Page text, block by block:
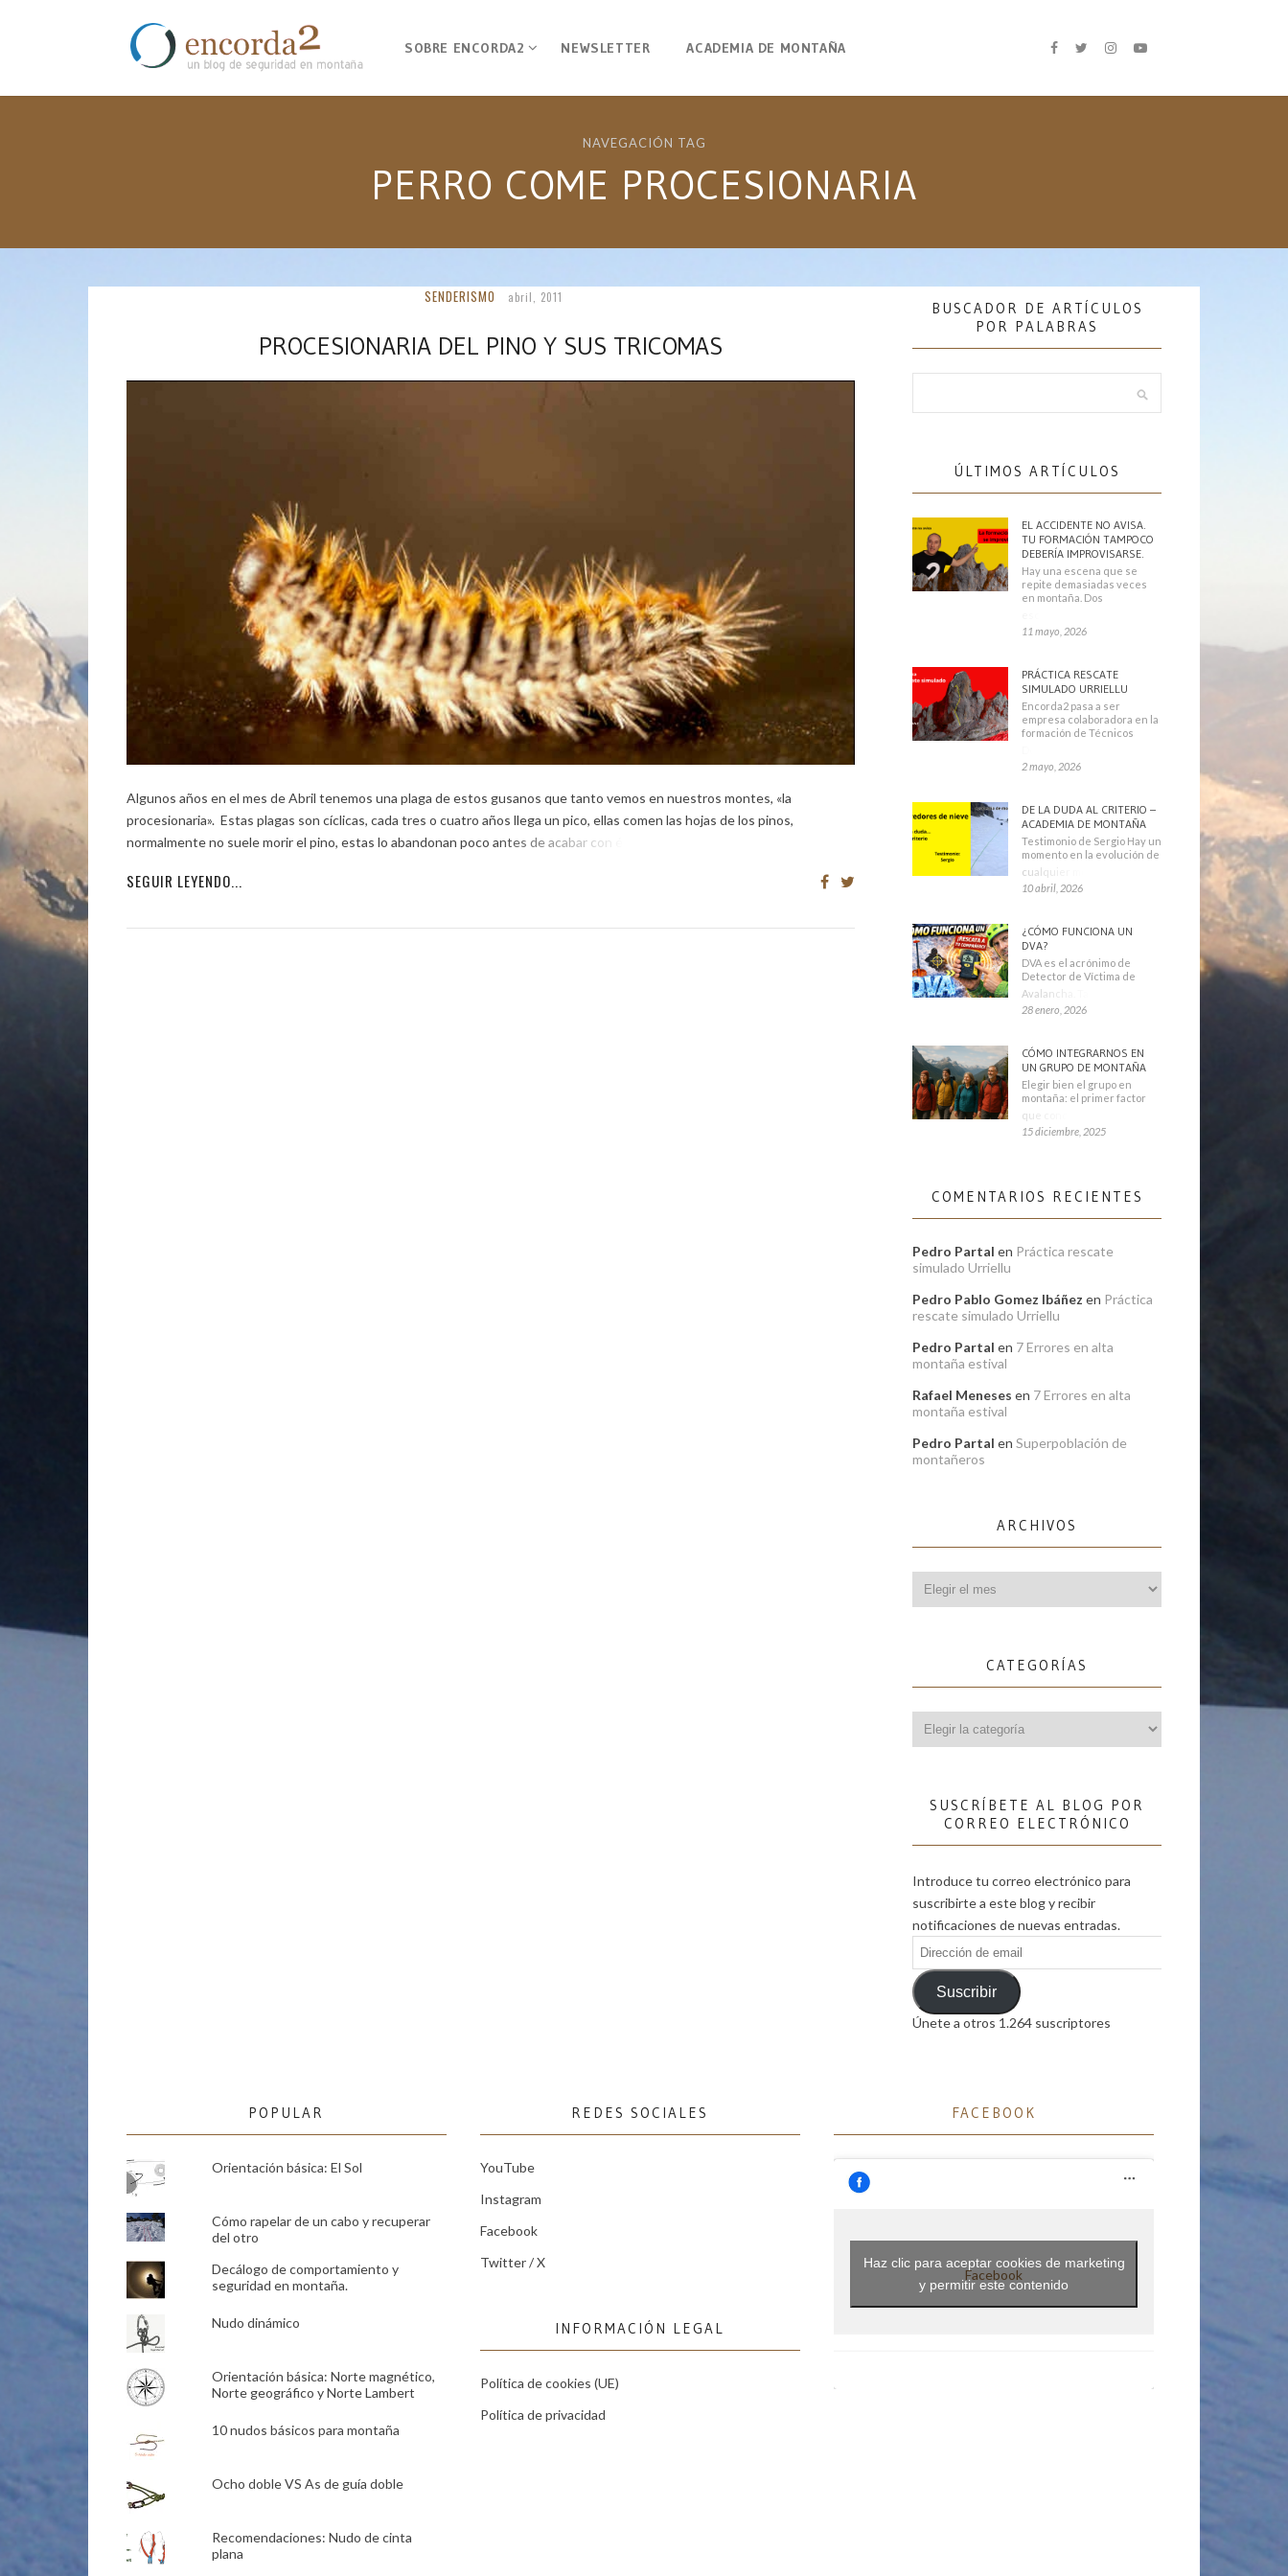
SOBRE ENCORDA2 NEWSLETTER ACADEMIA DE MONTAÑA
NAVEGACIÓN TAG
PERRO COME PROCESIONARIA
SENDERISMO abril, 2011
PROCESIONARIA DEL PINO Y SUS TRICOMAS
Algunos años en el mes de Abril tenemos una plaga de estos gusanos que tanto vemos en nuestros montes, «la
procesionaria». Estas plagas son cíclicas, cada tres o cuatro años llega un pico, ellas comen las hojas de los pinos,
normalmente no suele morir el pino, estas lo abandonan poco antes de acabar con él, en […]
SEGUIR LEYENDO...
BUSCADOR DE ARTÍCULOS
POR PALABRAS
ÚLTIMOS ARTÍCULOS
EL ACCIDENTE NO AVISA.
TU FORMACIÓN TAMPOCO
DEBERÍA IMPROVISARSE.
Hay una escena que se
repite demasiadas veces
en montaña. Dos
11 mayo, 2026
PRÁCTICA RESCATE
SIMULADO URRIELLU
Encorda2 pasa a ser
empresa colaboradora en la
formación de Técnicos
2 mayo, 2026
DE LA DUDA AL CRITERIO –
ACADEMIA DE MONTAÑA
Testimonio de Sergio Hay un
momento en la evolución de
cualquier montañero
10 abril, 2026
¿CÓMO FUNCIONA UN
DVA?
DVA es el acrónimo de
Detector de Víctima de
Avalancha. También se
28 enero, 2026
CÓMO INTEGRARNOS EN
UN GRUPO DE MONTAÑA
Elegir bien el grupo en
montaña: el primer factor
que condiciona tu
15 diciembre, 2025
COMENTARIOS RECIENTES
Pedro Partal en Práctica rescate
simulado Urriellu
Pedro Pablo Gomez Ibáñez en Práctica
rescate simulado Urriellu
Pedro Partal en 7 Errores en alta
montaña estival
Rafael Meneses en 7 Errores en alta
montaña estival
Pedro Partal en Superpoblación de
montañeros
ARCHIVOS
CATEGORÍAS
SUSCRÍBETE AL BLOG POR
CORREO ELECTRÓNICO
Introduce tu correo electrónico para
suscribirte a este blog y recibir
notificaciones de nuevas entradas.
Dirección
de
emailSuscribir
Únete a otros 1.264 suscriptores
POPULAR
Orientación básica: El Sol
Cómo rapelar de un cabo y recuperar
del otro
Decálogo de comportamiento y
seguridad en montaña.
Nudo dinámico
Orientación básica: Norte magnético,
Norte geográfico y Norte Lambert
10 nudos básicos para montaña
Ocho doble VS As de guía doble
Recomendaciones: Nudo de cinta
plana
REDES SOCIALES
YouTube
Instagram
Facebook
Twitter / X
INFORMACIÓN LEGAL
Política de cookies (UE)
Política de privacidad
FACEBOOK
Facebook
Haz clic para aceptar cookies de marketing
y permitir este contenido